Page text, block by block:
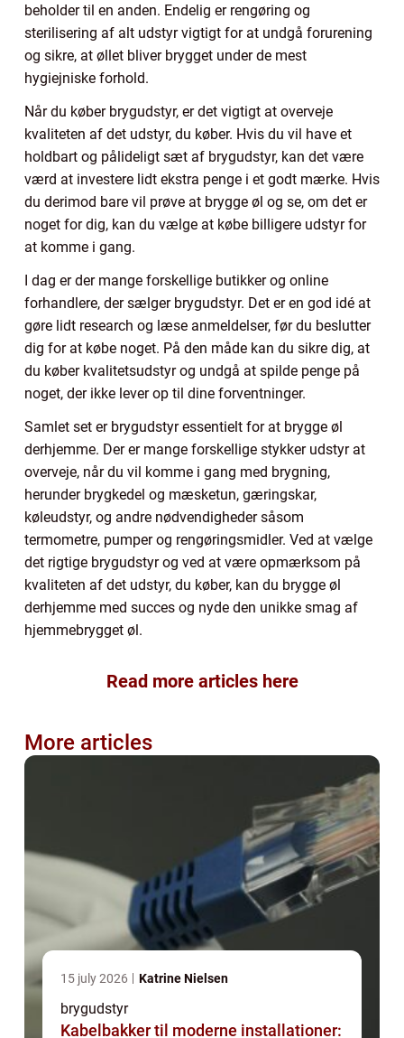
beholder til en anden. Endelig er rengøring og
sterilisering af alt udstyr vigtigt for at undgå forurening
og sikre, at øllet bliver brygget under de mest
hygiejniske forhold.
Når du køber brygudstyr, er det vigtigt at overveje
kvaliteten af det udstyr, du køber. Hvis du vil have et
holdbart og pålideligt sæt af brygudstyr, kan det være
værd at investere lidt ekstra penge i et godt mærke. Hvis
du derimod bare vil prøve at brygge øl og se, om det er
noget for dig, kan du vælge at købe billigere udstyr for
at komme i gang.
I dag er der mange forskellige butikker og online
forhandlere, der sælger brygudstyr. Det er en god idé at
gøre lidt research og læse anmeldelser, før du beslutter
dig for at købe noget. På den måde kan du sikre dig, at
du køber kvalitetsudstyr og undgå at spilde penge på
noget, der ikke lever op til dine forventninger.
Samlet set er brygudstyr essentielt for at brygge øl
derhjemme. Der er mange forskellige stykker udstyr at
overveje, når du vil komme i gang med brygning,
herunder brygkedel og mæsketun, gæringskar,
køleudstyr, og andre nødvendigheder såsom
termometre, pumper og rengøringsmidler. Ved at vælge
det rigtige brygudstyr og ved at være opmærksom på
kvaliteten af det udstyr, du køber, kan du brygge øl
derhjemme med succes og nyde den unikke smag af
hjemmebrygget øl.
Read more articles here
More articles
15 july 2026 Katrine Nielsen
brygudstyr
Kabelbakker til moderne installationer: